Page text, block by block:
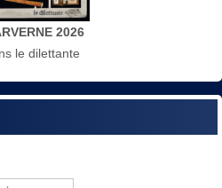
2026
le dilettante